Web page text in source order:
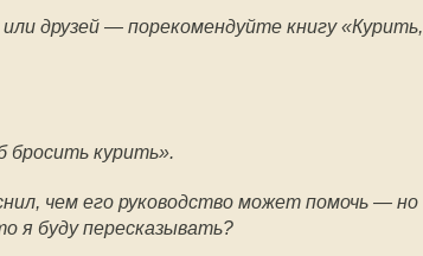
друзей — порекомендуйте книгу «Курить,
бросить курить».
чем его руководство может помочь — но
я буду пересказывать?